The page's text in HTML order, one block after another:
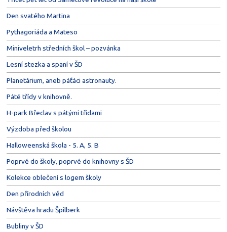
Den svatého Martina
Pythagoriáda a Mateso
Miniveletrh středních škol – pozvánka
Lesní stezka a spaní v ŠD
Planetárium, aneb páťáci astronauty.
Páté třídy v knihovně.
H-park Břeclav s pátými třídami
Výzdoba před školou
Halloweenská škola - 5. A, 5. B
Poprvé do školy, poprvé do knihovny s ŠD
Kolekce oblečení s logem školy
Den přírodních věd
Návštěva hradu Špilberk
Bubliny v ŠD